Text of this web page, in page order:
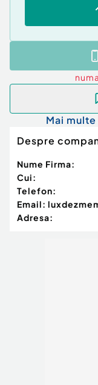
Mai
Despre
Nume Firma:
Cui:
Telefon:
Email:
Adresa: